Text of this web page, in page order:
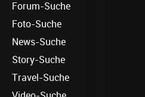
Forum-Suche
Foto-Suche
News-Suche
Story-Suche
Travel-Suche